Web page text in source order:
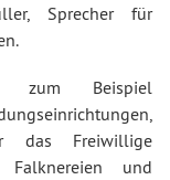
Sprecher für
zum Beispiel
das Freiwillige
Falknereien und